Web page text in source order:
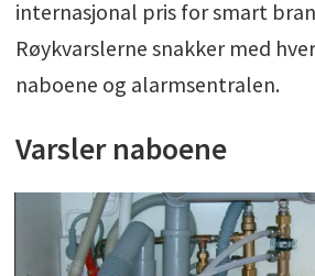
internasjonal pris for smart
Røykvarslerne snakker med
naboene og alarmsentralen.
Varsler naboene